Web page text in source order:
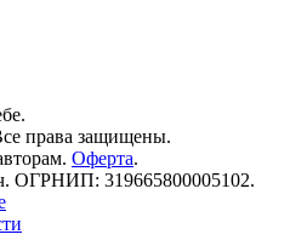
права защищены.
Оферта.
ОГРНИП: 319665800005102.